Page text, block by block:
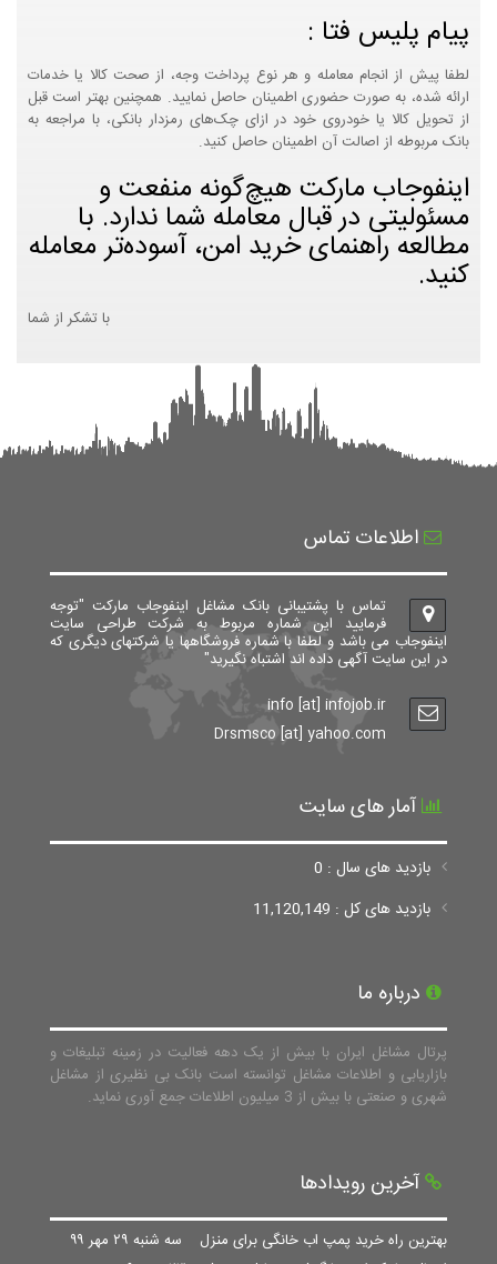
پیام پلیس فتا :
لطفا پیش از انجام معامله و هر نوع پرداخت وجه، از صحت کالا یا خدمات
ارائه شده، به صورت حضوری اطمینان حاصل نمایید. همچنین بهتر است قبل
از تحویل کالا یا خودروی خود در ازای چک‌های رمزدار بانکی، با مراجعه به
بانک مربوطه از اصالت آن اطمینان حاصل کنید.
اینفوجاب مارکت هیچ‌گونه منفعت و
مسئولیتی در قبال معامله شما ندارد. با
مطالعه راهنمای خرید امن، آسوده‌تر معامله
کنید.
با تشکر از شما
اطلاعات تماس
تماس با پشتیبانی بانک مشاغل اینفوجاب مارکت "توجه
فرمایید این شماره مربوط به شرکت طراحی سایت
اینفوجاب می باشد و لطفا با شماره فروشگاهها یا شرکتهای دیگری که
در این سایت آگهی داده اند اشتباه نگیرید"
info [at] infojob.ir
Drsmsco [at] yahoo.com
آمار های سایت
بازدید های سال : 0
بازدید های کل : 11,120,149
درباره ما
پرتال مشاغل ایران با بیش از یک دهه فعالیت در زمینه تبلیغات و
بازاریابی و اطلاعات مشاغل توانسته است بانک بی نظیری از مشاغل
شهری و صنعتی با بیش از 3 میلیون اطلاعات جمع آوری نماید.
آخرین رویدادها
بهترین راه خرید پمپ اب خانگی برای منزل سه شنبه ۲۹ مهر ۹۹